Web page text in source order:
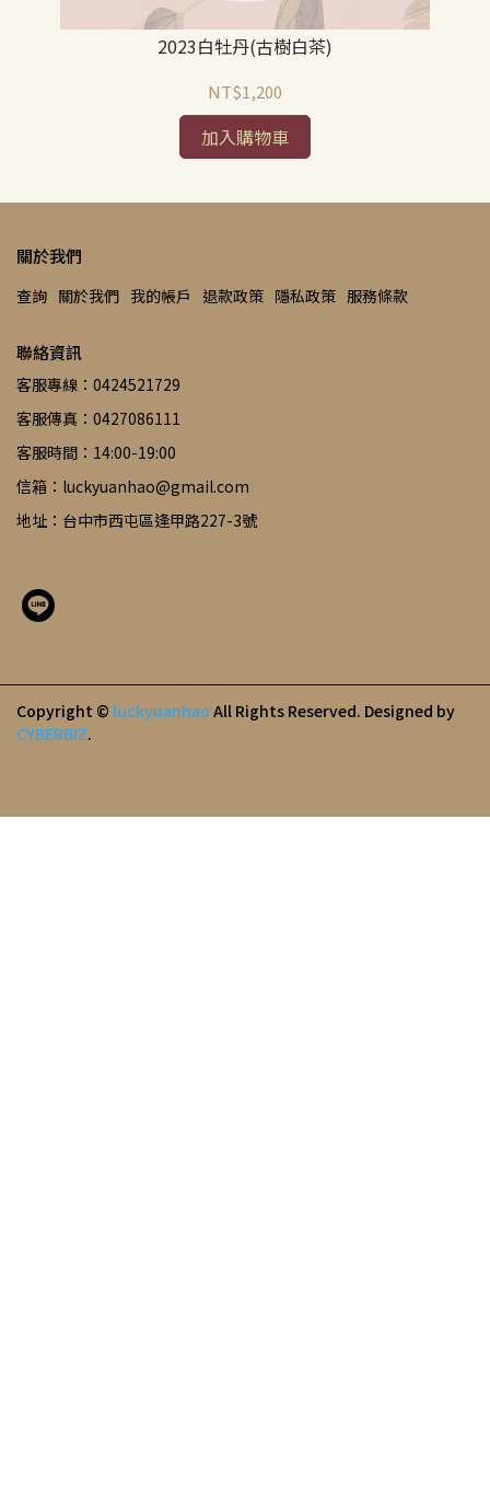
2023白牡丹(古樹白茶)
NT$1,200
加入購物車
關於我們
查詢 關於我們 我的帳戶 退款政策 隱私政策 服務條款
聯絡資訊
客服專線：0424521729
客服傳真：0427086111
客服時間：14:00-19:00
信箱：luckyuanhao@gmail.com
地址：台中市西屯區逢甲路227-3號
Copyright © luckyuanhao All Rights Reserved. Designed by
CYBERBIZ.